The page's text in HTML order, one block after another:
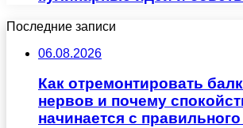
Последние записи
06.08.2026
Как отремонтировать
нервов и почему
начинается с